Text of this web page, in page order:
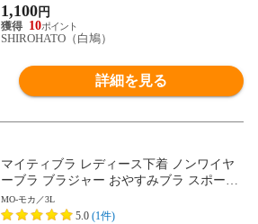
1,100円
10
SHIROHATO（白鳩）
詳細を見る
マイティブラ レディース下着 ノンワイヤ
ーブラ ブラジャー おやすみブラ スポーツ
ブラ ワイヤレスブラ ナイトブラ
MO-モカ／3L
5.0 (1件)